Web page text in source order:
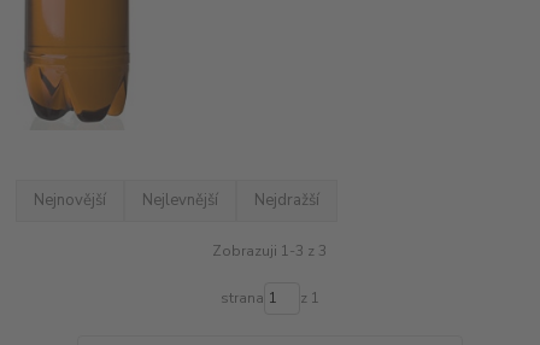
Nejnovější Nejlevnější Nejdražší
Zobrazuji 1-3 z 3
strana z 1